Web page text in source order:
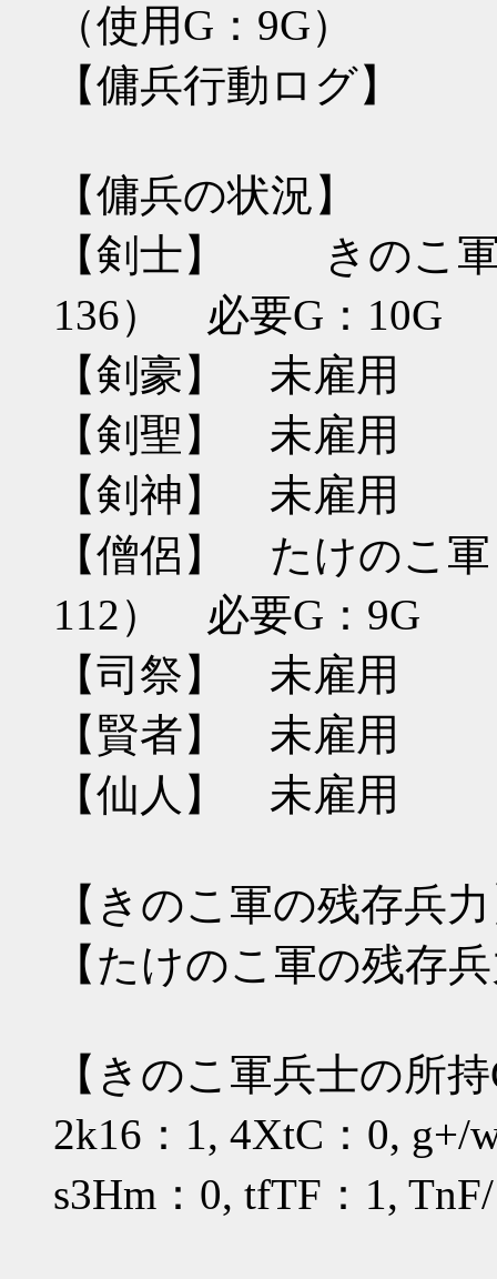
（使用G：9G）
【傭兵行動ログ】
【傭兵の状況】
【剣士】 きのこ軍
136） 必要G：10G
【剣豪】 未雇用
【剣聖】 未雇用
【剣神】 未雇用
【僧侶】 たけのこ
112） 必要G：9G
【司祭】 未雇用
【賢者】 未雇用
【仙人】 未雇用
【きのこ軍の残存兵
【たけのこ軍の残存
【きのこ軍兵士の所
2k16：1, 4XtC：0, g+/
s3Hm：0, tfTF：1,